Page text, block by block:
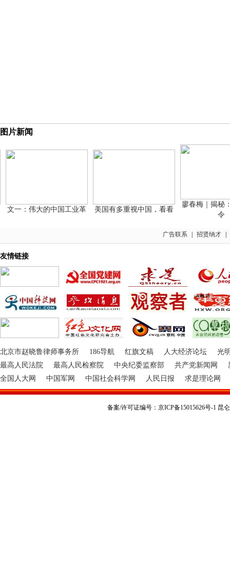
图片新闻
一：伟大的中国工业革 美国有多重视中国，看看
廖春梅｜揭秘：
广告联系 招贤纳才
友情链接
北京市赵晓鲁律师事务所 186导航 红旗文稿 人大经济论坛
光
最高人民法院
最高人民检察院 中央纪委监察部 共产党新闻网
全国人大网
中国军网 中国社会科学网 人民日报 求是理论网
备案/许可证编号：京ICP备15015626号-1 昆